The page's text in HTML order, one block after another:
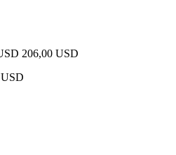
206,00 USD